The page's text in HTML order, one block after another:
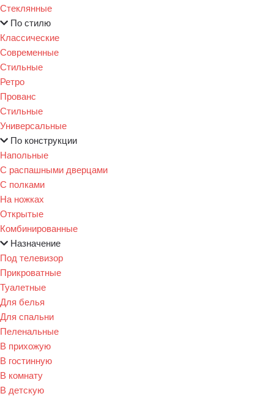
Стеклянные
По стилю
Классические
Современные
Стильные
Ретро
Прованс
Стильные
Универсальные
По конструкции
Напольные
С распашными дверцами
С полками
На ножках
Открытые
Комбинированные
Назначение
Под телевизор
Прикроватные
Туалетные
Для белья
Для спальни
Пеленальные
В прихожую
В гостинную
В комнату
В детскую